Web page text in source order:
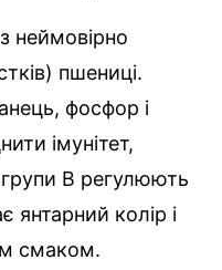
неймовірно
пшениці.
фосфор і
імунітет,
групи В регулюють
янтарний колір і
смаком.